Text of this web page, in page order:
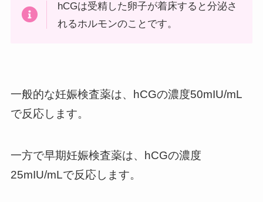
hCGは受精した卵子が着床すると分泌さ
れるホルモンのことです。
一般的な妊娠検査薬は、hCGの濃度50mIU/mL
で反応します。
一方で早期妊娠検査薬は、hCGの濃度
25mIU/mLで反応します。